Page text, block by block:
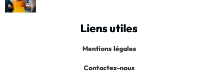
Liens utiles
Mentions légales
Contactez-nous